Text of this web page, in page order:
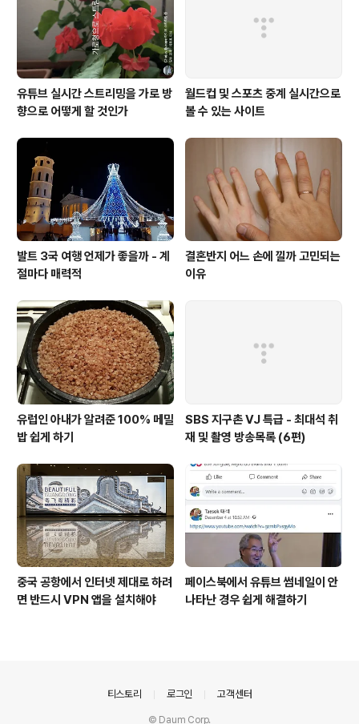
다. 국민의 이해관계가 첨예한 중대한 국가사안을 결정할
때마다 한국 국회는 단상점거, 회의실 문폐쇄, 주..
유튜브 실시간 스트리밍을 가로 방
향으로 어떻게 할 것인가
월드컵 및 스포츠 중계 실시간으로
볼 수 있는 사이트
발트 3국 여행 언제가 좋을까 - 계
절마다 매력적
결혼반지 어느 손에 낄까 고민되는
이유
유럽인 아내가 알려준 100% 메밀
밥 쉽게 하기
SBS 지구촌 VJ 특급 - 최대석 취
재 및 촬영 방송목록 (6편)
중국 공항에서 인터넷 제대로 하려
면 반드시 VPN 앱을 설치해야
페이스북에서 유튜브 썸네일이 안
나타난 경우 쉽게 해결하기
티스토리 로그인 고객센터
© Daum Corp.